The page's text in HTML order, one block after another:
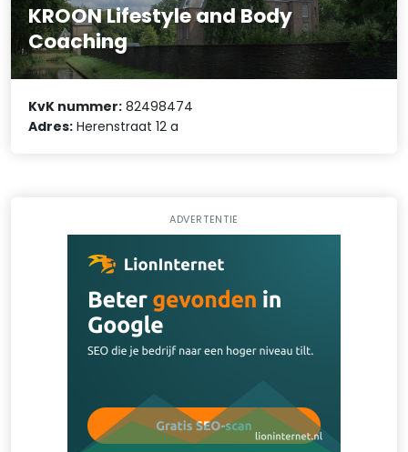
KROON Lifestyle and Body
Coaching
KvK nummer: 82498474
Adres: Herenstraat 12 a
ADVERTENTIE